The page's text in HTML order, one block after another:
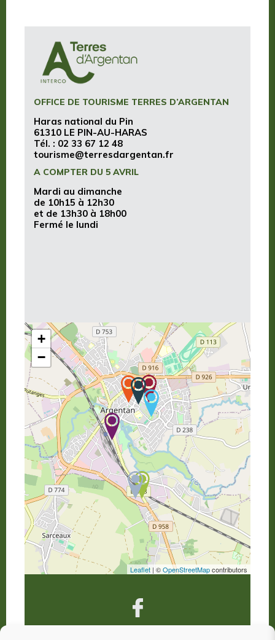
OFFICE DE TOURISME TERRES D’ARGENTAN
Haras national du Pin
61310 LE PIN-AU-HARAS
Tél. : 02 33 67 12 48
tourisme@terresdargentan.fr
A COMPTER DU 5 AVRIL
Mardi au dimanche
de 10h15 à 12h30
et de 13h30 à 18h00
Fermé le lundi
+
−
Leaflet | ©OpenStreetMapcontributors